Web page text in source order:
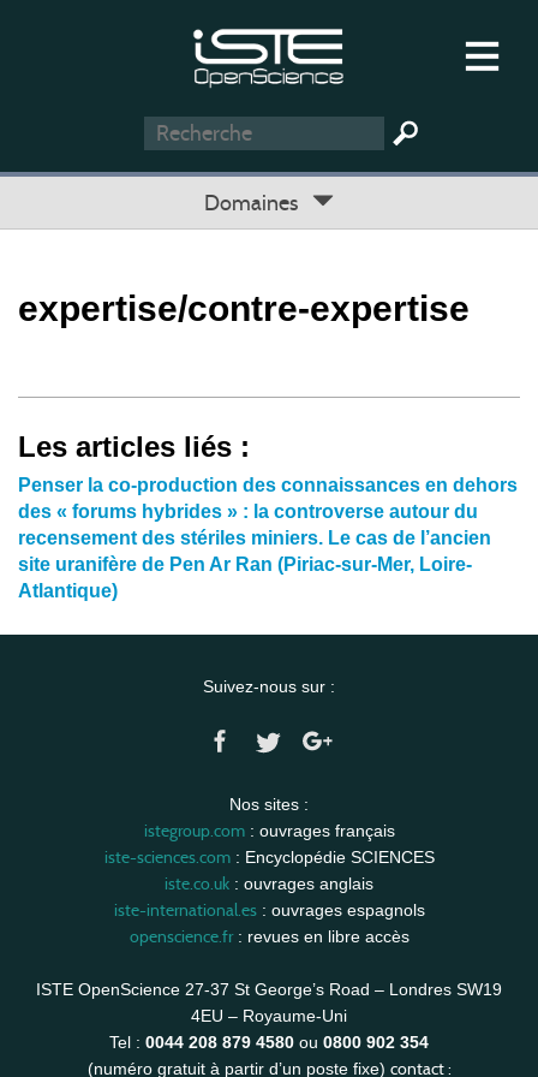
Domaines
expertise/contre-expertise
Les articles liés :
Penser la co-production des connaissances en dehors
des « forums hybrides » : la controverse autour du
recensement des stériles miniers. Le cas de l’ancien
site uranifère de Pen Ar Ran (Piriac-sur-Mer, Loire-
Atlantique)
Suivez-nous sur :
Nos sites :
istegroup.com: ouvrages français
iste-sciences.com: Encyclopédie SCIENCES
iste.co.uk : ouvrages anglais
iste-international.es: ouvrages espagnols
openscience.fr: revues en libre accès
ISTE OpenScience 27-37 St George’s Road – Londres SW19
4EU – Royaume-Uni
Tel : 0044 208 879 4580 ou 0800 902 354
(numéro gratuit à partir d’un poste fixe) contact :